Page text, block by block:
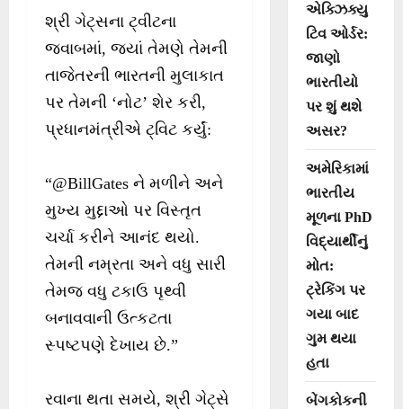
શ્રી ગેટ્સના ટ્વીટના
જવાબમાં, જ્યાં તેમણે તેમની
તાજેતરની ભારતની મુલાકાત
પર તેમની ‘નોટ’ શેર કરી,
પ્રધાનમંત્રીએ ટ્વિટ કર્યું:
“@BillGates ને મળીને અને
મુખ્ય મુદ્દાઓ પર વિસ્તૃત
ચર્ચા કરીને આનંદ થયો.
તેમની નમ્રતા અને વધુ સારી
તેમજ વધુ ટકાઉ પૃથ્વી
બનાવવાની ઉત્કટતા
સ્પષ્ટપણે દેખાય છે.”
રવાના થતા સમયે, શ્રી ગેટ્સે
એક્ઝિક્યુ
ટિવ ઓર્ડર:
જાણો
ભારતીયો
પર શું થશે
અસર?
અમેરિકામાં
ભારતીય
મૂળના PhD
વિદ્યાર્થીનું
મોત:
ટ્રેકિંગ પર
ગયા બાદ
ગુમ થયા
હતા
બેંગકોકની